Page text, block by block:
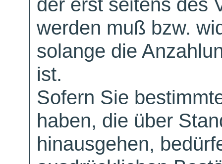
werden muß bzw.
solange die
ist.
Sofern Sie
haben, die über
hinausgehen,